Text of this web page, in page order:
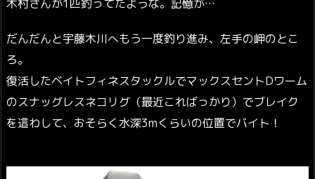
木村さんが1匹釣ってたような。記憶が…
だんだんと宇藤木川へもう一度釣り進み、左手の岬のとこ
ろ。
復活したベイトフィネスタックルでマックスセントDワーム
のスナッグレスネコリグ（最近こればっかり）でブレイク
を這わして、おそらく水深3mくらいの位置でバイト！